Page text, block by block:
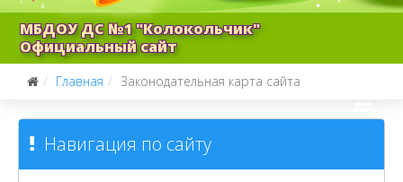
МБДОУ ДС №1 "Колокольчик"
Официальный сайт
Главная Законодательная карта сайта
Навигация по сайту